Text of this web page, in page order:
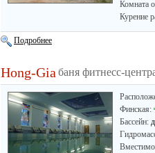
Комната
Курение
Подробнее
Hong-Gia баня фитнесс-
Финская:
Бассейн: